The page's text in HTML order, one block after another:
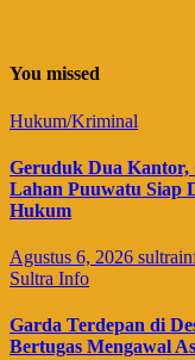
You missed
Hukum/Kriminal
Geruduk Dua
Lahan Puuwatu Siap
Hukum
Agustus 6, 2026
Sultra Info
Garda Terdepan di
Bertugas Mengawal